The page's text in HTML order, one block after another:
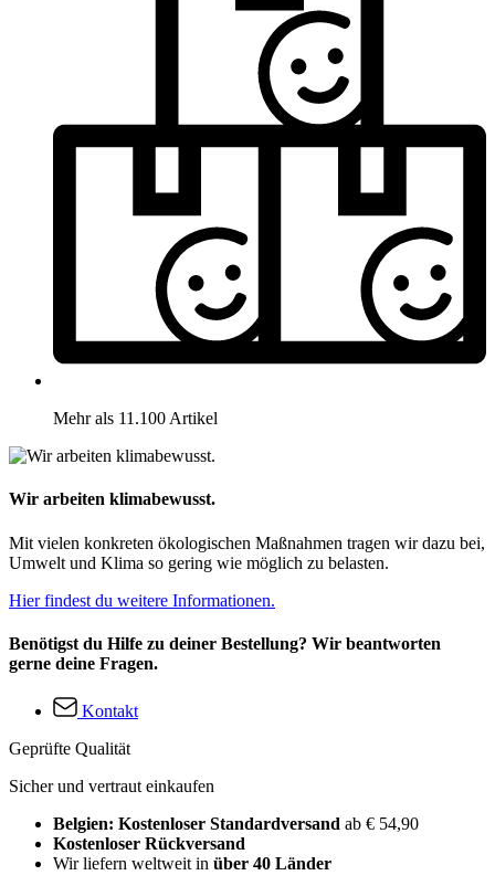
Mehr als 11.100 Artikel
Wir arbeiten klimabewusst.
Mit vielen konkreten ökologischen Maßnahmen tragen wir dazu bei,
Umwelt und Klima so gering wie möglich zu belasten.
Hier findest du weitere Informationen.
Benötigst du Hilfe zu deiner Bestellung? Wir beantworten
gerne deine Fragen.
Kontakt
Geprüfte Qualität
Sicher und vertraut einkaufen
Belgien: Kostenloser Standardversand ab € 54,90
Kostenloser Rückversand
Wir liefern weltweit in über 40 Länder